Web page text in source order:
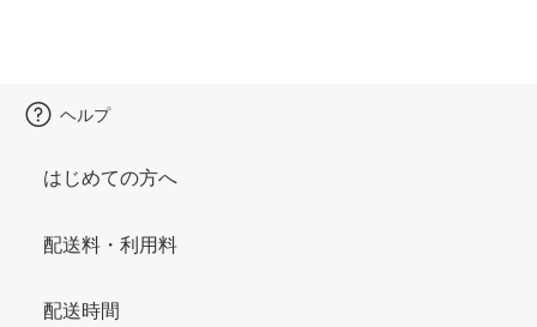
ヘルプ
はじめての方へ
配送料・利用料
配送時間